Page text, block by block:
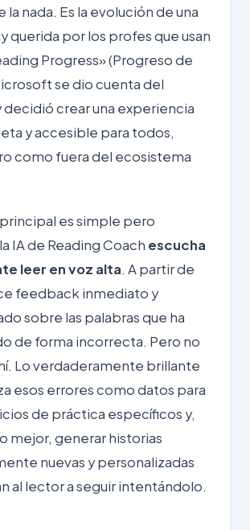
la nada. Es la evolución de una
querida por los profes que usan
Progress» (Progreso de
se dio cuenta del
crear una experiencia
y accesible para todos,
como fuera del ecosistema
es simple pero
IA de Reading Coach escucha
leer en voz alta. A partir de
feedback inmediato y
sobre las palabras que ha
de forma incorrecta. Pero no
Lo verdaderamente brillante
esos errores como datos para
de práctica específicos y,
mejor, generar historias
nuevas y personalizadas
al lector a seguir intentándolo.